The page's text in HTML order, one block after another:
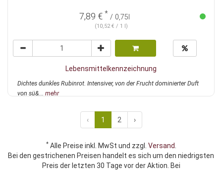
7,89 € * / 0,75l
(10,52 € / 1 l)
Lebensmittelkennzeichnung
Dichtes dunkles Rubinrot. Intensiver, von der Frucht dominierter Duft
von sü&... mehr
‹ 1 2 ›
*Alle Preise inkl. MwSt und zzgl. Versand.
Bei den gestrichenen Preisen handelt es sich um den niedrigsten
Preis der letzten 30 Tage vor der Aktion. Bei